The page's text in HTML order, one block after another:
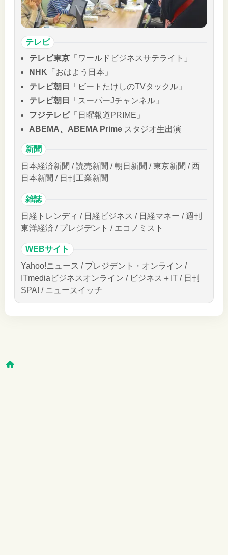
テレビ
テレビ東京 「ワールドビジネスサテライト」
NHK 「おはよう日本」
テレビ朝日
「ビートたけしのTVタックル」
テレビ朝日
「スーパーJチャンネル」
フジテレビ「日曜報道PRIME」
ABEMA、ABEMA Prime スタジオ生出演
新聞
日本経済新聞 / 読売新聞 / 朝日新聞 / 東京新聞 / 西
日本新聞 / 日刊工業新聞
雑誌
日経トレンディ / 日経ビジネス / 日経マネー / 週刊
東洋経済 / プレジデント / エコノミスト
WEBサイト
Yahoo!ニュース / プレジデント・オンライン /
ITmediaビジネスオンライン / ビジネス＋IT / 日刊
SPA! / ニュースイッチ